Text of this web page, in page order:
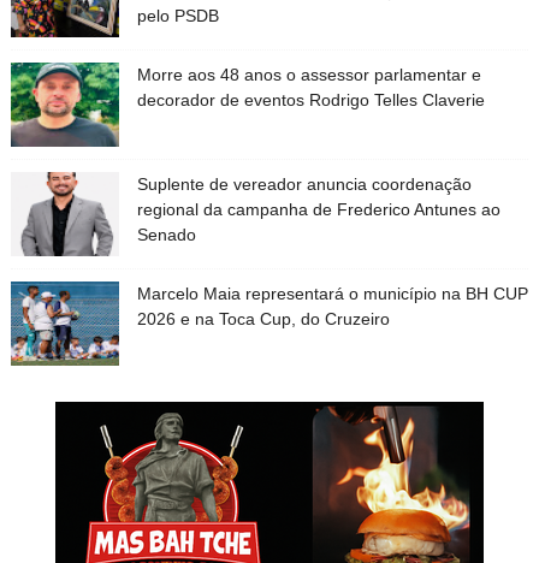
pelo PSDB
Morre aos 48 anos o assessor parlamentar e
decorador de eventos Rodrigo Telles Claverie
Suplente de vereador anuncia coordenação
regional da campanha de Frederico Antunes ao
Senado
Marcelo Maia representará o município na BH CUP
2026 e na Toca Cup, do Cruzeiro